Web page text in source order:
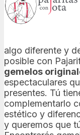
algo diferente y
posible con
gemelos
espectaculares
presentes. Tú
complementarlo
estético y
y queremos que